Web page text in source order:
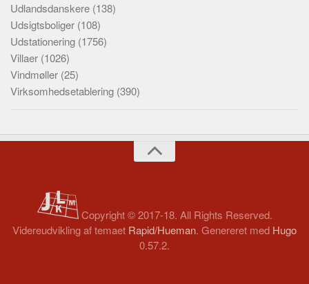
Udlandsdanskere (138)
Udsigtsboliger (108)
Udstationering (1756)
Villaer (1026)
Vindmøller (25)
Virksomhedsetablering (390)
Copyright © 2017-18. All Rights Reserved.
Videreudvikling af temaet Rapid/Hueman. Genereret med Hugo
0.57.2.